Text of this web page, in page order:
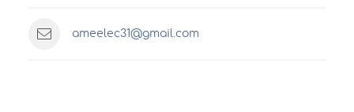
ameelec31@gmail.com